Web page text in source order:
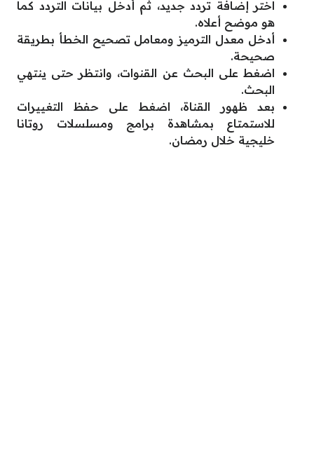
اختر إضافة تردد جديد، ثم أدخل بيانات التردد كما
هو موضح أعلاه.
أدخل معدل الترميز ومعامل تصحيح الخطأ بطريقة
صحيحة.
اضغط على البحث عن القنوات، وانتظر حتى ينتهي
البحث.
بعد ظهور القناة، اضغط على حفظ التغييرات
للاستمتاع بمشاهدة برامج ومسلسلات روتانا
خليجية خلال رمضان.